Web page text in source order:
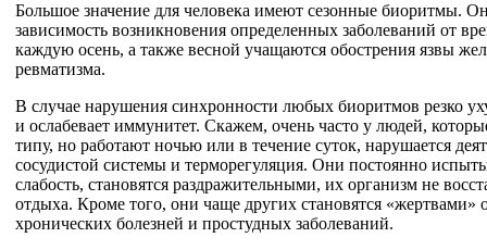
Большое значение для человека имеют сезонные биоритмы.
зависимость возникновения определенных заболеваний от
каждую осень, а также весной учащаются обострения язвы
ревматизма.
В случае нарушения синхронности любых биоритмов резко
и ослабевает иммунитет. Скажем, очень часто у людей,
типу, но работают ночью или в течение суток, нарушается
сосудистой системы и терморегуляция. Они постоянно
слабость, становятся раздражительными, их организм не
отдыха. Кроме того, они чаще других становятся «жертвами»
хронических болезней и простудных заболеваний.